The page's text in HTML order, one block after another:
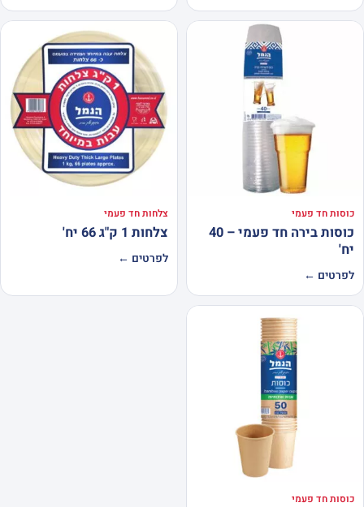
כוסות חד פעמי
כוסות בירה חד פעמי – 40
יח'
לפרטים ←
צלחות חד פעמי
צלחות 1 ק"ג 66 יח'
לפרטים ←
כוסות חד פעמי